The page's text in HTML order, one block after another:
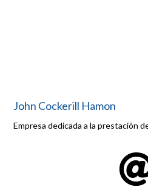
John Cockerill Hamon
Empresa dedicada a la prestación